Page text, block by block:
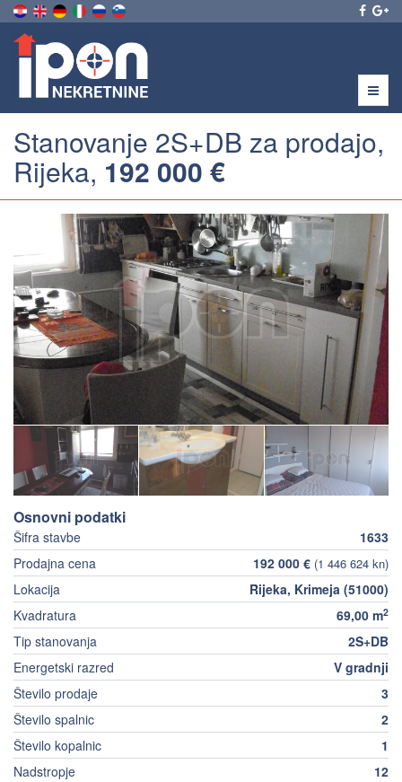
Menu
Stanovanje 2S+DB za prodajo,
Rijeka, 192 000 €
Osnovni podatki
Šifra stavbe
1633
Prodajna cena
192 000 € (1 446 624 kn)
Lokacija
Rijeka, Krimeja (51000)
Kvadratura
69,00 m2
Tip stanovanja
2S+DB
Energetski razred
V gradnji
Število prodaje
3
Število spalnic
2
Število kopalnic
1
Nadstropje
12